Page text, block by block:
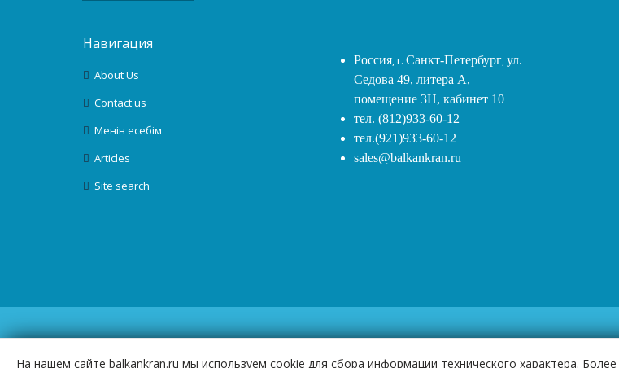
Навигация
About Us
Contact us
Менін есебім
Articles
Site search
Россия, г. Санкт-Петербург,ул.
Седова 49, литера А,
помещение 3Н, кабинет 10
тел. (812)933-60-12
тел.(921)933-60-12
sales@balkankran.ru
На нашем сайте balkankran.ru мы используем cookie для сбора информации технического характера.